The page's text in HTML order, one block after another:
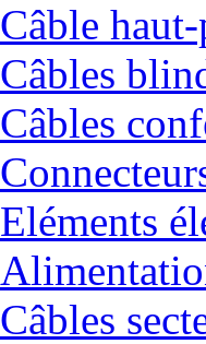
Câble
Câbles
Câbles
Eléments
Câbles